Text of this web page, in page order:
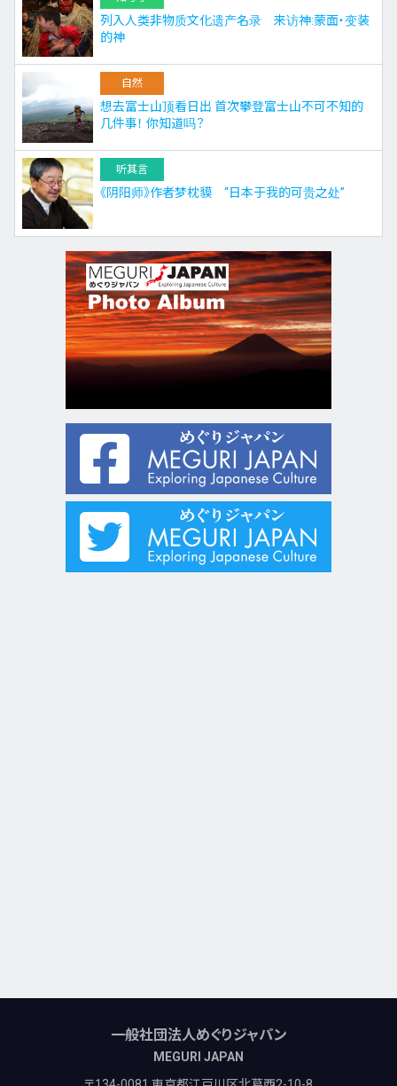
列入人类非物质文化遗产名录 来访神:蒙面・变装
的神
自然
想去富士山顶看日出 首次攀登富士山不可不知的
几件事！ 你知道吗？
听其言
《阴阳师》作者梦枕貘 “日本于我的可贵之处”
一般社団法人めぐりジャパン
MEGURI JAPAN